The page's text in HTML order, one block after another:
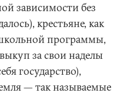
зависимости без
крестьяне, как
программы,
за свои наделы
государство),
— так называемые